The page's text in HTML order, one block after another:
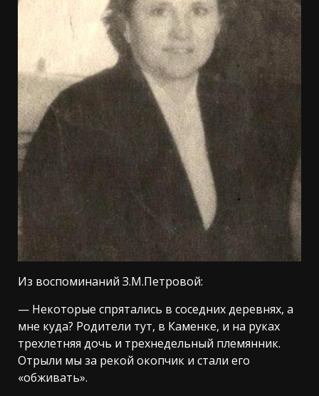
Из воспоминаний З.М.Петровой:
— Некоторые спрятались в соседних деревнях, а
мне куда? Родители тут, в Каменке, и на руках
трехлетняя дочь и трехнедельный племянник.
Отрыли мы за рекой окопчик и стали его
«обживать».